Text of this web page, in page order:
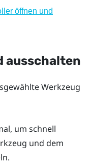
öffnen und
ausschalten
Werkzeug
um schnell
und dem